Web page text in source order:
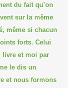
du fait qu’on
sur la même
même si chacun
forts. Celui
livre et moi par
le dis un
et nous formons